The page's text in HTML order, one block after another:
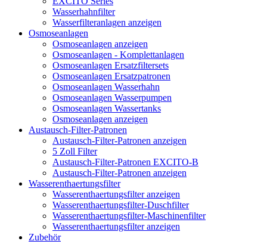
Wasserhahnfilter
Wasserfilteranlagen anzeigen
Osmoseanlagen
Osmoseanlagen anzeigen
Osmoseanlagen - Komplettanlagen
Osmoseanlagen Ersatzfiltersets
Osmoseanlagen Ersatzpatronen
Osmoseanlagen Wasserhahn
Osmoseanlagen Wasserpumpen
Osmoseanlagen Wassertanks
Osmoseanlagen anzeigen
Austausch-Filter-Patronen
Austausch-Filter-Patronen anzeigen
5 Zoll Filter
Austausch-Filter-Patronen EXCITO-B
Austausch-Filter-Patronen anzeigen
Wasserenthaertungsfilter
Wasserenthaertungsfilter anzeigen
Wasserenthaertungsfilter-Duschfilter
Wasserenthaertungsfilter-Maschinenfilter
Wasserenthaertungsfilter anzeigen
Zubehör